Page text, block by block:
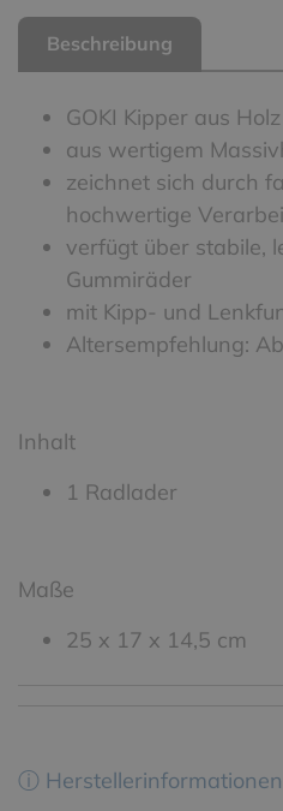
Beschreibung
GOKI Kipper aus Holz
aus wertigem
zeichnet sich durch
hochwertige
verfügt über stabile,
Gummiräder
mit Kipp- und
Altersempfehlung:
Inhalt
1 Radlader
Maße
25 x 17 x 14,5 cm
ⓘ Herstellerinformationen